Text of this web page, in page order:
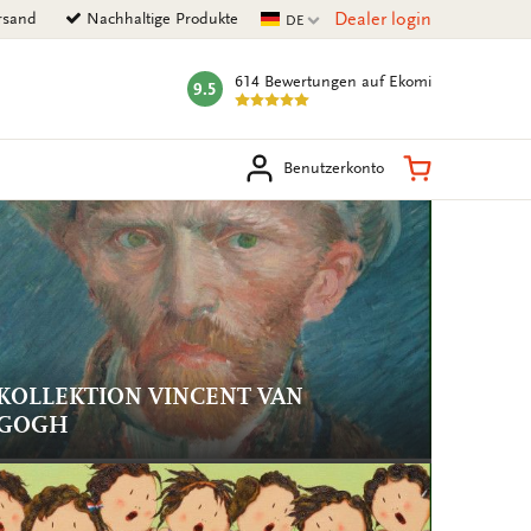
Nachhaltige Produkte Aktuelle Sprache
DE Dealer login
mark:
9.5 614 Bewertungen auf Ekomi
Benutzerkonto Warenkorb
VINCENT VAN